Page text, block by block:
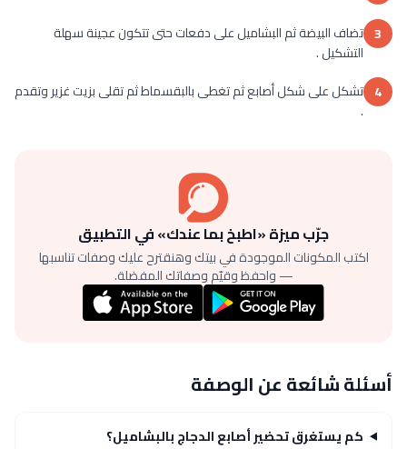
3 تضاف البيضة ثم البشاميل على دفعات حتى تتكون عجينة سهلة
التشكيل .
4 تشكل على شكل أصابع ثم تغطى بالبقسماط ثم تقلى بزيت غزير وتقدم
.
جرّب ميزة «اطبخ بما عندك» في التطبيق
اكتب المكونات الموجودة في بيتك وهنقترح عليك وصفات تناسبها
— واحفظ وقيّم وصفاتك المفضلة.
أسئلة شائعة عن الوصفة
كم يستغرق تحضير أصابع الدجاج بالبشاميل؟